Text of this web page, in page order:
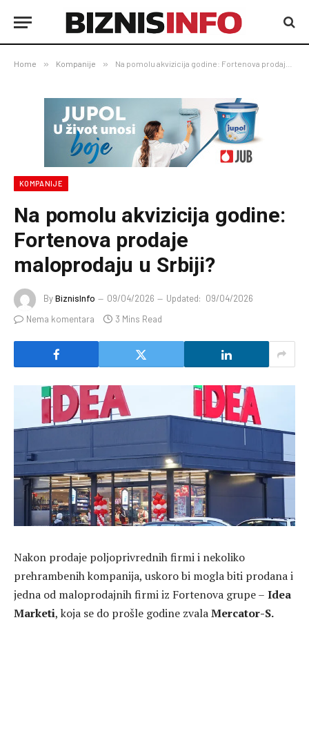
Home » Kompanije » Na pomolu akvizicija godine: Fortenova prodaje maloprodaju u Srbiji?
KOMPANIJE
Na pomolu akvizicija godine:
Fortenova prodaje
maloprodaju u Srbiji?
ByBiznisInfo 09/04/2026 Updated: 09/04/2026
Nema komentara
3 Mins Read
Nakon prodaje poljoprivrednih firmi i nekoliko
prehrambenih kompanija, uskoro bi mogla biti prodana i
jedna od maloprodajnih firmi iz Fortenova grupe – Idea
Marketi, koja se do prošle godine zvalaMercator-S.